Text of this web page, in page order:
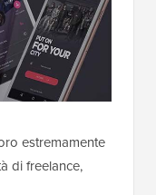
estremamente
di freelance,